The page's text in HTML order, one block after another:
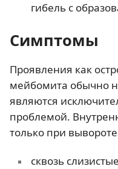
гибель с
Симптомы
Проявления как
мейбомита обычно
являются
проблемой.
только при
сквозь